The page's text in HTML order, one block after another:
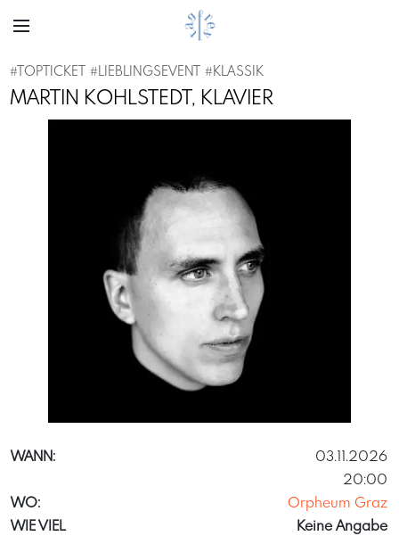
# TOPTICKET #LIEBLINGSEVENT #KLASSIK
MARTIN KOHLSTEDT, KLAVIER
Previous
WANN:
03.11.2026
20:00
WO:
Orpheum Graz
WIE VIEL
Keine Angabe